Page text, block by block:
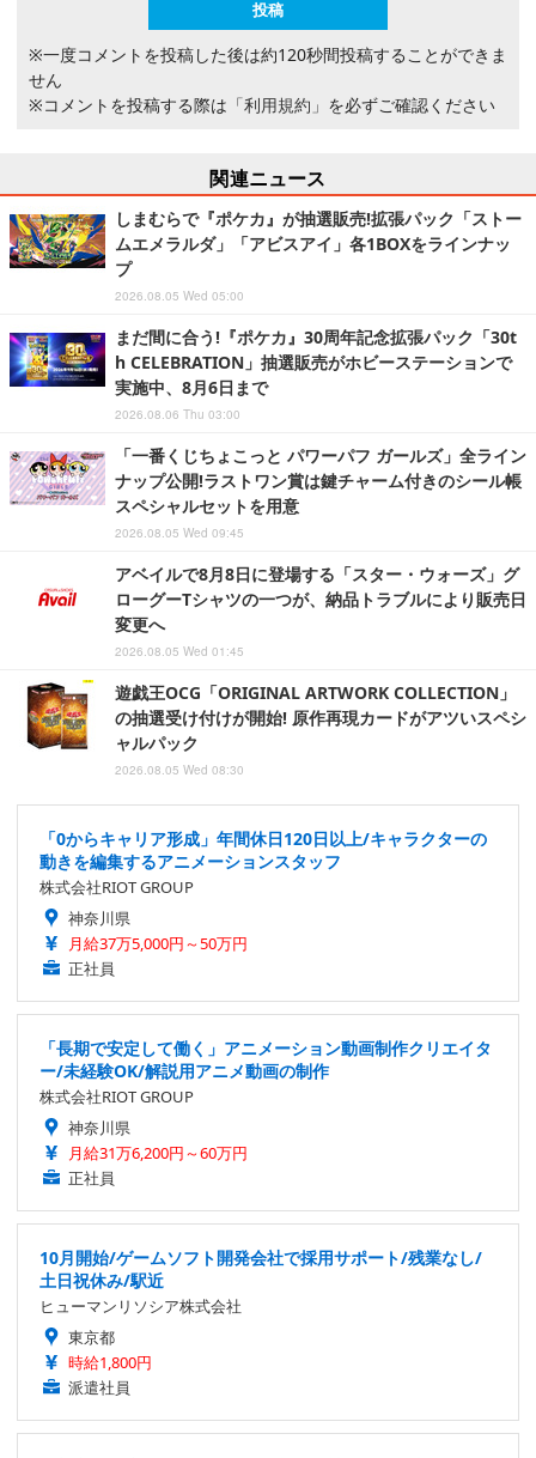
※一度コメントを投稿した後は約120秒間投稿することができま
せん
※コメントを投稿する際は 「利用規約」 を必ずご確認ください
関連ニュース
しまむらで『ポケカ』が抽選販売!拡張パック「ストー
ムエメラルダ」「アビスアイ」各1BOXをラインナッ
プ
2026.08.05 Wed 05:00
まだ間に合う!『ポケカ』30周年記念拡張パック「30t
h CELEBRATION」抽選販売がホビーステーションで
実施中、8月6日まで
2026.08.06 Thu 03:00
「一番くじちょこっと パワーパフ ガールズ」全ライン
ナップ公開!ラストワン賞は鍵チャーム付きのシール帳
スペシャルセットを用意
2026.08.05 Wed 09:45
アベイルで8月8日に登場する「スター・ウォーズ」グ
ローグーTシャツの一つが、納品トラブルにより販売日
変更へ
2026.08.05 Wed 01:45
遊戯王OCG「ORIGINAL ARTWORK COLLECTION」
の抽選受け付けが開始! 原作再現カードがアツいスペシ
ャルパック
2026.08.05 Wed 08:30
「0からキャリア形成」年間休日120日以上/キャラクターの
動きを編集するアニメーションスタッフ
株式会社RIOT GROUP
神奈川県
月給37万5,000円～50万円
正社員
「長期で安定して働く」アニメーション動画制作クリエイタ
ー/未経験OK/解説用アニメ動画の制作
株式会社RIOT GROUP
神奈川県
月給31万6,200円～60万円
正社員
10月開始/ゲームソフト開発会社で採用サポート/残業なし/
土日祝休み/駅近
ヒューマンリソシア株式会社
東京都
時給1,800円
派遣社員